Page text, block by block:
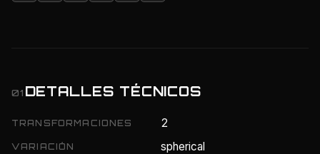
01 DETALLES TÉCNICOS
TRANSFORMACIONES 2
VARIACIÓN spherical